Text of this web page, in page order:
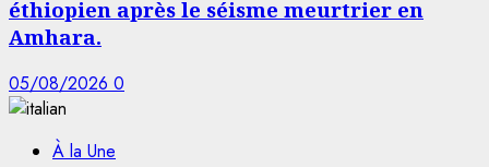
éthiopien après le séisme meurtrier en
Amhara.
05/08/2026 0
À la Une